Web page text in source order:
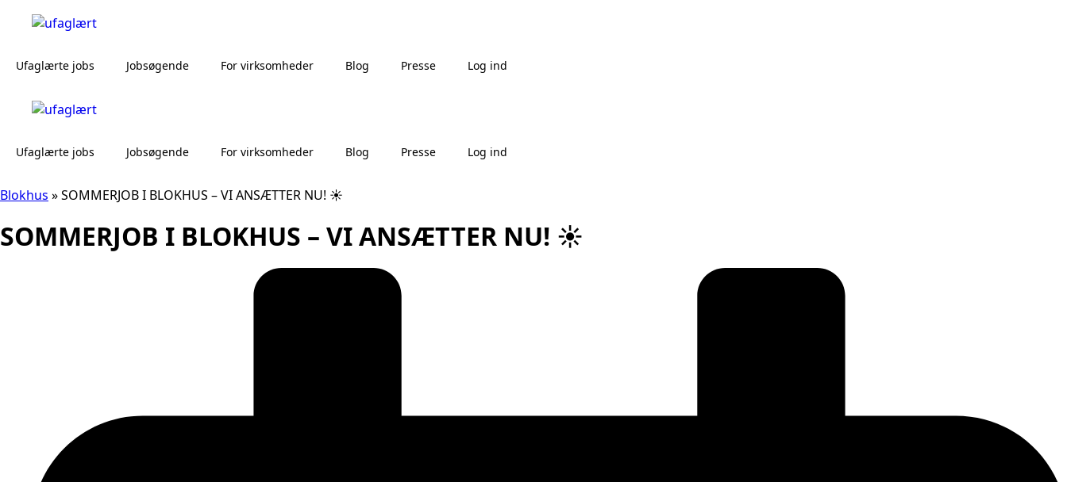
Ufaglærte jobs Jobsøgende For virksomheder Blog Presse Log ind
Ufaglærte jobs Jobsøgende For virksomheder Blog Presse Log ind
Blokhus »SOMMERJOB I BLOKHUS – VI ANSÆTTER NU! ☀️
SOMMERJOB I BLOKHUS – VI ANSÆTTER NU! ☀️